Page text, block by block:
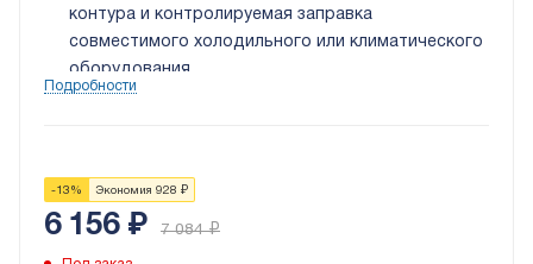
контура и контролируемая заправка
совместимого холодильного или климатического
оборудования
плавно, после обслуживания проверяют
герметичность и хранят прибор закрытым
Подробности
-13 % Экономия 928 ₽
6 156₽ 7 084₽